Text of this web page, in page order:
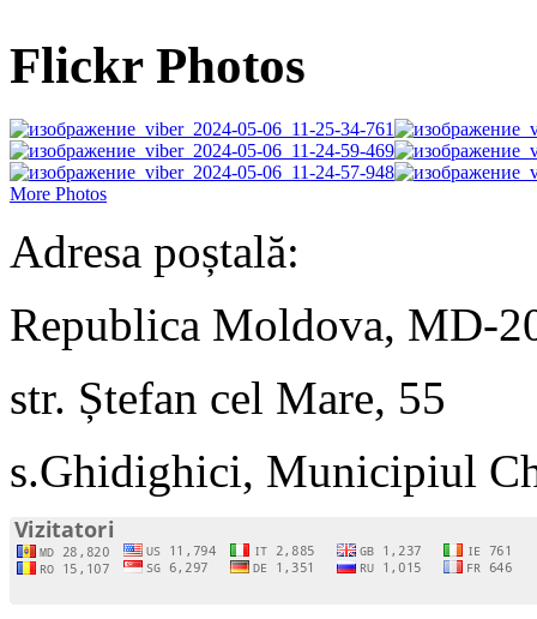
Flickr Photos
More Photos
Adresa poștală:
Republica Moldova, MD-
str. Ștefan cel Mare, 55
s.Ghidighici, Municipiul